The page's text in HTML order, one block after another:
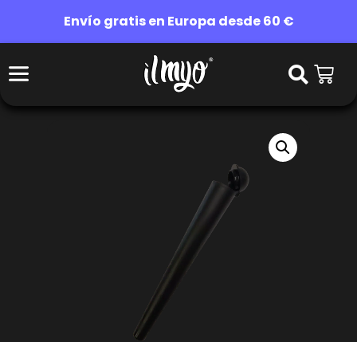
Envío gratis en Europa desde 60 €